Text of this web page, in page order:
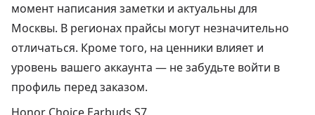
момент написания заметки и актуальны для
Москвы. В регионах прайсы могут незначительно
отличаться. Кроме того, на ценники влияет и
уровень вашего аккаунта — не забудьте войти в
профиль перед заказом.